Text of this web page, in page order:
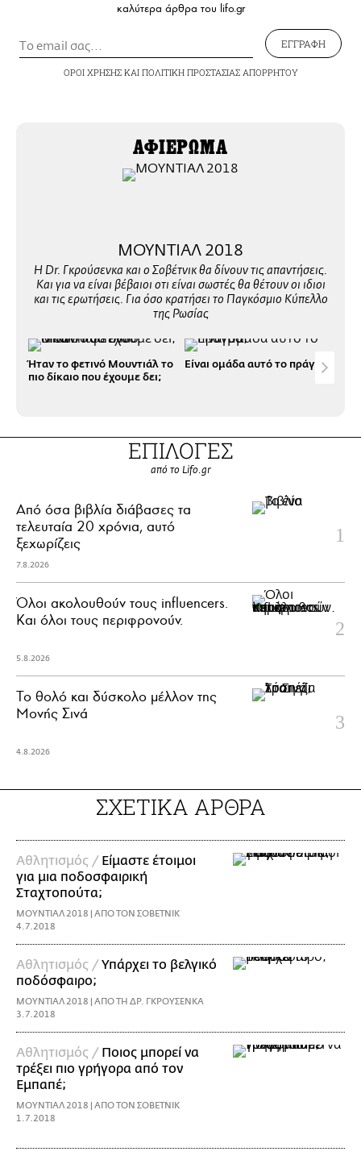
καλύτερα άρθρα του lifo.gr
ΕΓΓΡΑΦΗ
ΟΡΟΙ ΧΡΗΣΗΣΚΑΙ ΠΟΛΙΤΙΚΗ ΠΡΟΣΤΑΣΙΑΣ ΑΠΟΡΡΗΤΟΥ
ΑΦΙΕΡΩΜΑ
ΜΟΥΝΤΙΑΛ 2018
Η Dr. Γκρούσενκα και ο Σοβέτνικ θα δίνουν τις απαντήσεις.
Και για να είναι βέβαιοι οτι είναι σωστές θα θέτουν οι ιδιοι
και τις ερωτήσεις. Για όσο κρατήσει το Παγκόσμιο Κύπελλο
της Ρωσίας
Ήταν το φετινό Μουντιάλ το
πιο δίκαιο που έχουμε δει;
Είναι ομάδα αυτό το πράγμα;
ΕΠΙΛΟΓΕΣ
από το Lifo.gr
Από όσα βιβλία διάβασες τα
τελευταία 20 χρόνια, αυτό
ξεχωρίζεις
7.8.2026
Όλοι ακολουθούν τους influencers.
Και όλοι τους περιφρονούν.
5.8.2026
Το θολό και δύσκολο μέλλον της
Μονής Σινά
4.8.2026
ΣΧΕΤΙΚΑ ΑΡΘΡΑ
Αθλητισμός / Είμαστε έτοιμοι
για μια ποδοσφαιρική
Σταχτοπούτα;
ΜΟΥΝΤΙΑΛ 2018 | ΑΠΟ ΤΟΝ ΣΟΒΕΤΝΙΚ
4.7.2018
Αθλητισμός /Υπάρχει το βελγικό
ποδόσφαιρο;
ΜΟΥΝΤΙΑΛ 2018 | ΑΠΟ ΤΗ ΔΡ. ΓΚΡΟΥΣΕΝΚΑ
3.7.2018
Αθλητισμός / Ποιος μπορεί να
τρέξει πιο γρήγορα από τον
Εμπαπέ;
ΜΟΥΝΤΙΑΛ 2018 | ΑΠΟ TΟΝ ΣOBETNIK
1.7.2018